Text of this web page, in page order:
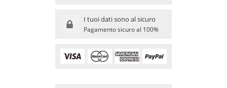
I tuoi dati sono al sicuro
Pagamento sicuro al 100%